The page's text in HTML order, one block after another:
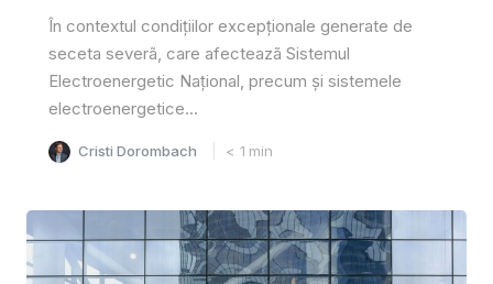
În contextul condițiilor excepționale generate de
seceta severã, care afecteazã Sistemul
Electroenergetic Național, precum și sistemele
electroenergetice...
Cristi Dorombach < 1 min